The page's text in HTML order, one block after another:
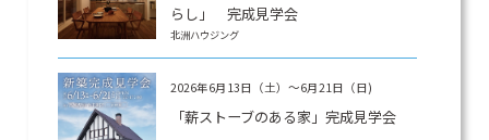
らし」 完成見学会
北洲ハウジング
2026年6月13日（土）〜6月21日（日)
「薪ストーブのある家」完成見学会